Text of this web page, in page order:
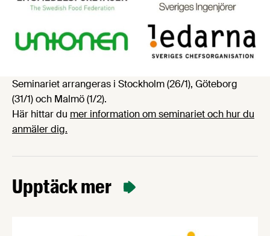
Seminariet arrangeras i Stockholm (26/1), Göteborg
(31/1) och Malmö (1/2).
Här hittar du mer information om seminariet och hur du
anmäler dig.
Upptäck mer